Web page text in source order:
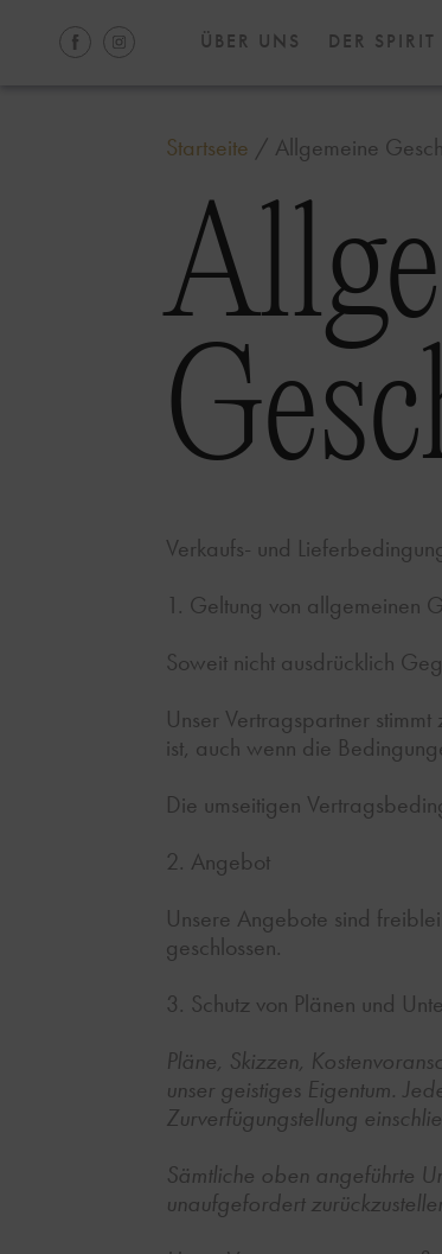
ÜBER UNS DER
Startseite / Allgemeine
Verkaufs- und
1. Geltung von allgemeinen
Soweit nicht ausdrücklich
Unser Vertragspartner
ist, auch wenn die
Die umseitigen
2. Angebot
Unsere Angebote sind
geschlossen.
3. Schutz von Plänen und
Pläne, Skizzen,
unser geistiges Eigentum.
Zurverfügungstellung
Sämtliche oben angeführte
unaufgefordert